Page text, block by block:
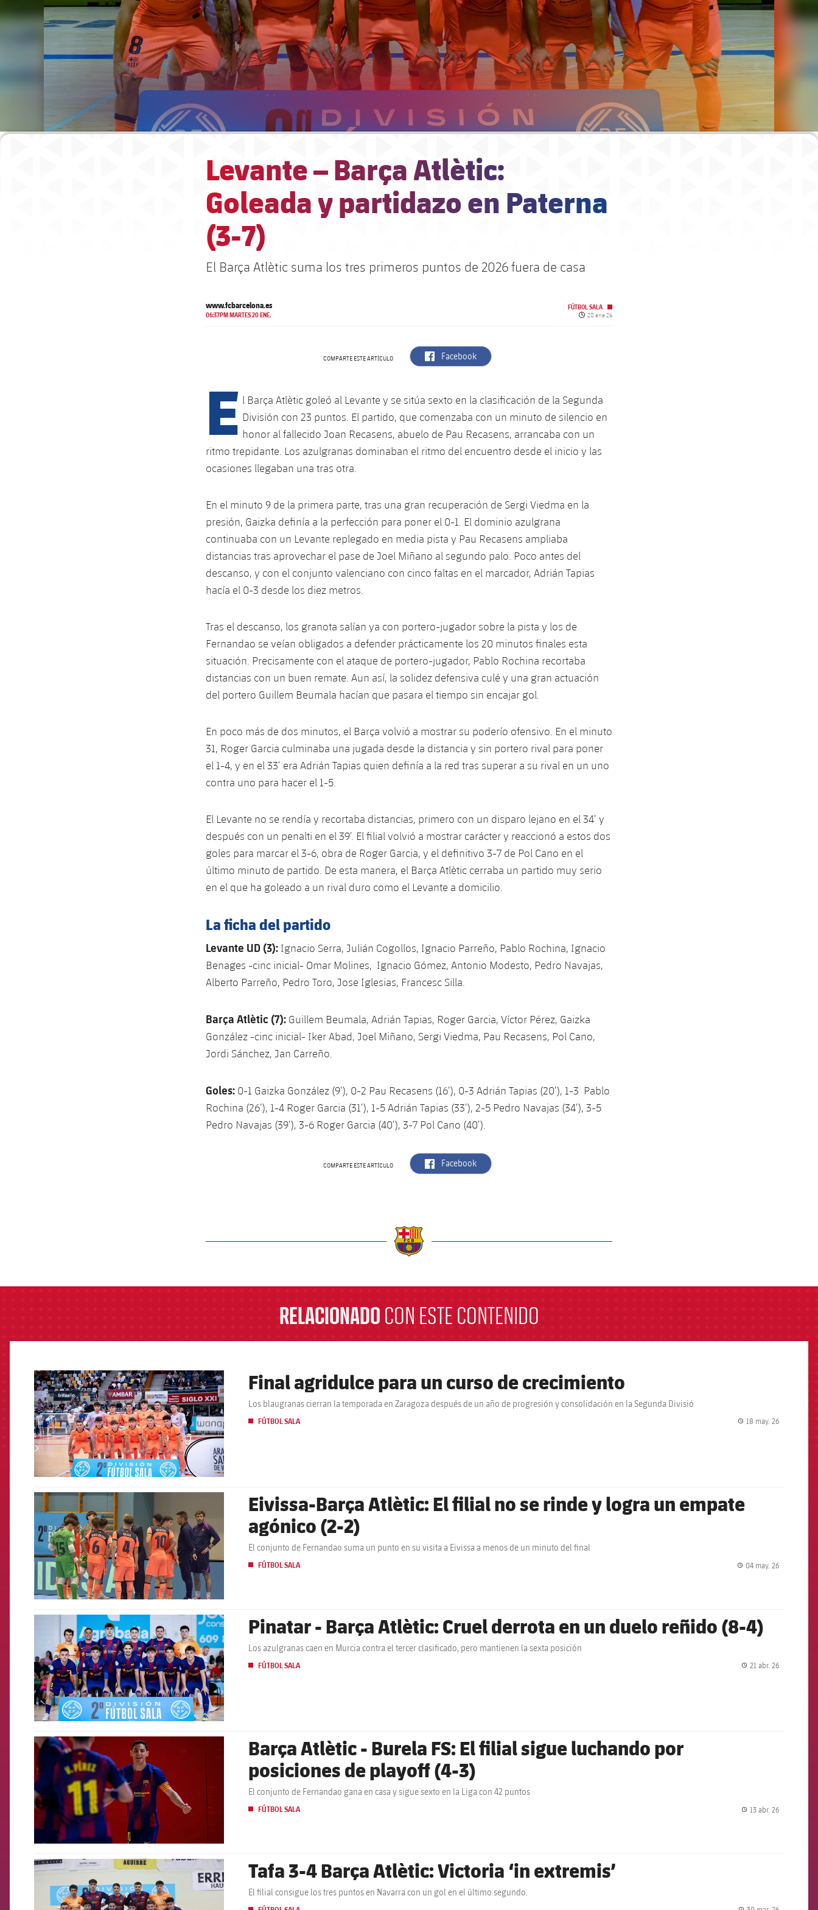
Levante – Barça Atlètic:
Goleada y partidazo en Paterna
(3-7)
El Barça Atlètic suma los tres primeros puntos de 2026 fuera de casa
www.fcbarcelona.es
06:37PM MARTES 20 ENE.
FÚTBOL SALA
Fecha de publicación
20 ene 26
COMPARTE ESTE ARTÍCULO label.aria.facebook
Facebook
E l Barça Atlètic goleó al Levante y se sitúa sexto en la clasificación de la Segunda
División con 23 puntos. El partido, que comenzaba con un minuto de silencio en
honor al fallecido Joan Recasens, abuelo de Pau Recasens, arrancaba con un
ritmo trepidante. Los azulgranas dominaban el ritmo del encuentro desde el inicio y las
ocasiones llegaban una tras otra.
En el minuto 9 de la primera parte, tras una gran recuperación de Sergi Viedma en la
presión, Gaizka definía a la perfección para poner el 0-1. El dominio azulgrana
continuaba con un Levante replegado en media pista y Pau Recasens ampliaba
distancias tras aprovechar el pase de Joel Miñano al segundo palo. Poco antes del
descanso, y con el conjunto valenciano con cinco faltas en el marcador, Adrián Tapias
hacía el 0-3 desde los diez metros.
Tras el descanso, los granota salían ya con portero-jugador sobre la pista y los de
Fernandao se veían obligados a defender prácticamente los 20 minutos finales esta
situación. Precisamente con el ataque de portero-jugador, Pablo Rochina recortaba
distancias con un buen remate. Aun así, la solidez defensiva culé y una gran actuación
del portero Guillem Beumala hacían que pasara el tiempo sin encajar gol.
En poco más de dos minutos, el Barça volvió a mostrar su poderío ofensivo. En el minuto
31, Roger Garcia culminaba una jugada desde la distancia y sin portero rival para poner
el 1-4, y en el 33’ era Adrián Tapias quien definía a la red tras superar a su rival en un uno
contra uno para hacer el 1-5.
El Levante no se rendía y recortaba distancias, primero con un disparo lejano en el 34’ y
después con un penalti en el 39’. El filial volvió a mostrar carácter y reaccionó a estos dos
goles para marcar el 3-6, obra de Roger Garcia, y el definitivo 3-7 de Pol Cano en el
último minuto de partido. De esta manera, el Barça Atlètic cerraba un partido muy serio
en el que ha goleado a un rival duro como el Levante a domicilio.
La ficha del partido
Levante UD (3): Ignacio Serra, Julián Cogollos, Ignacio Parreño, Pablo Rochina, Ignacio
Benages -cinc inicial- Omar Molines, Ignacio Gómez, Antonio Modesto, Pedro Navajas,
Alberto Parreño, Pedro Toro, Jose Iglesias, Francesc Silla.
Barça Atlètic (7): Guillem Beumala, Adrián Tapias, Roger Garcia, Víctor Pérez, Gaizka
González -cinc inicial- Iker Abad, Joel Miñano, Sergi Viedma, Pau Recasens, Pol Cano,
Jordi Sánchez, Jan Carreño.
Goles: 0-1 Gaizka González (9’), 0-2 Pau Recasens (16’), 0-3 Adrián Tapias (20’), 1-3 Pablo
Rochina (26’), 1-4 Roger Garcia (31’), 1-5 Adrián Tapias (33’), 2-5 Pedro Navajas (34’), 3-5
Pedro Navajas (39’), 3-6 Roger Garcia (40’), 3-7 Pol Cano (40’).
COMPARTE ESTE ARTÍCULO label.aria.facebook
Facebook
RELACIONADO CON ESTE CONTENIDO
FCB Barcelona badge Final agridulce para un curso de crecimiento
Los blaugranas cierran la temporada en Zaragoza después de un año de progresión y consolidación en la Segunda Divisió
FÚTBOL SALA 18 may. 26
FCB Barcelona badge
Eivissa-Barça Atlètic: El filial no se rinde y logra un empate
agónico (2-2)
El conjunto de Fernandao suma un punto en su visita a Eivissa a menos de un minuto del final
FÚTBOL SALA 04 may. 26
FCB Barcelona badge Pinatar - Barça Atlètic: Cruel derrota en un duelo reñido (8-4)
Los azulgranas caen en Murcia contra el tercer clasificado, pero mantienen la sexta posición
FÚTBOL SALA 21 abr. 26
FCB Barcelona badge
Barça Atlètic - Burela FS: El filial sigue luchando por
posiciones de playoff (4-3)
El conjunto de Fernandao gana en casa y sigue sexto en la Liga con 42 puntos
FÚTBOL SALA 13 abr. 26
FCB Barcelona badge Tafa 3-4 Barça Atlètic: Victoria ‘in extremis’
El filial consigue los tres puntos en Navarra con un gol en el último segundo.